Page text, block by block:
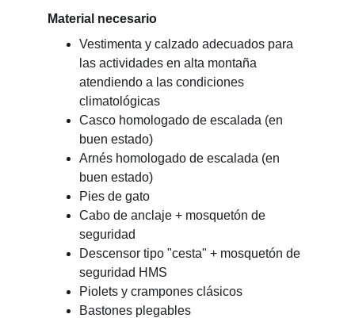
Material necesario
Vestimenta y calzado adecuados para
las actividades en alta montaña
atendiendo a las condiciones
climatológicas
Casco homologado de escalada (en
buen estado)
Arnés homologado de escalada (en
buen estado)
Pies de gato
Cabo de anclaje + mosquetón de
seguridad
Descensor tipo "cesta" + mosquetón de
seguridad HMS
Piolets y crampones clásicos
Bastones plegables